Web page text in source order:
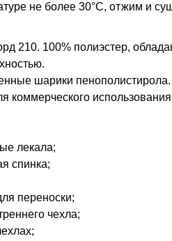
не более 30°С, отжим и
210. 100% полиэстер,
шарики пенополистирола.
коммерческого
лекала;
спинка;
переноски;
чехла;